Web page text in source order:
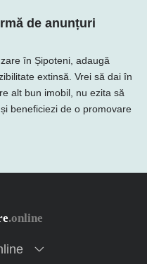
de anunțuri
în Șipoteni, adaugă
extinsă. Vrei să dai în
alt bun imobil, nu ezita să
beneficiezi de o promovare